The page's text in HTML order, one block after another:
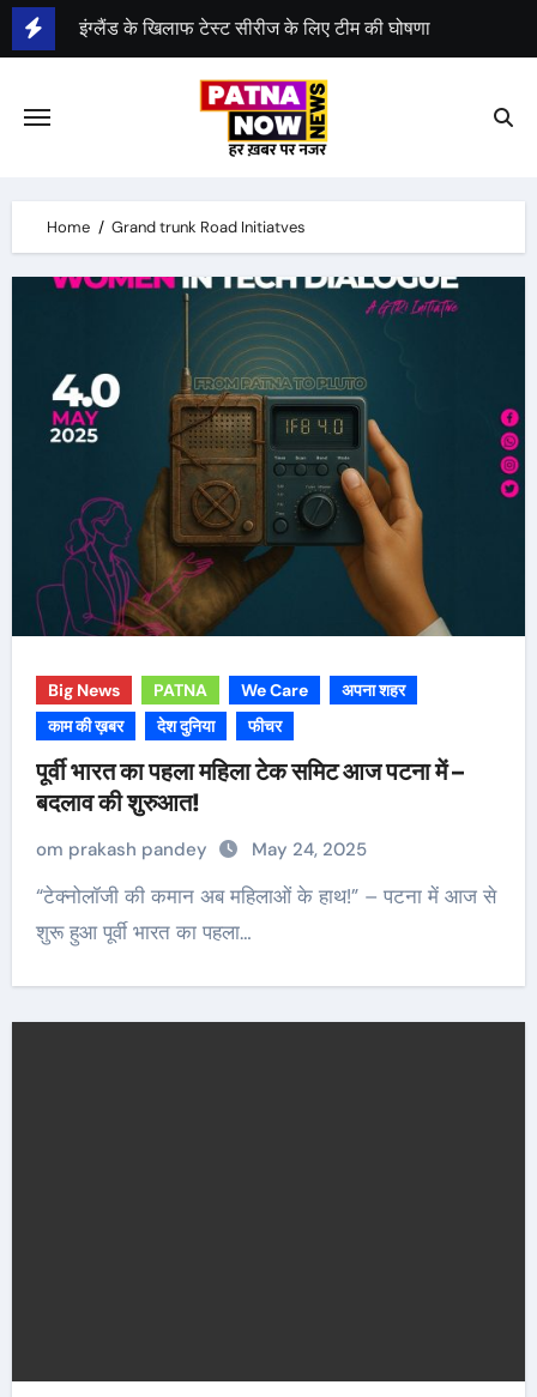
Skip
to
बीसीसीआई ने शुभमन गिल को बनाया टेस्ट कप्तान
ऋषभ पंत को टीम का उपकप्तान बनाया गया
इंग्लैंड के खिलाफ टेस्ट सीरीज के लिए टीम की घोषणा
Home Grand trunk Road Initiatves
Big News PATNA We Care
अपना शहर
काम की ख़बर
देश दुनिया फीचर
पूर्वी भारत का पहला महिला टेक समिट आज पटना में –
बदलाव की शुरुआत!
om prakash pandey May 24, 2025
“टेक्नोलॉजी की कमान अब महिलाओं के हाथ!” – पटना में आज से
शुरू हुआ पूर्वी भारत का पहला…